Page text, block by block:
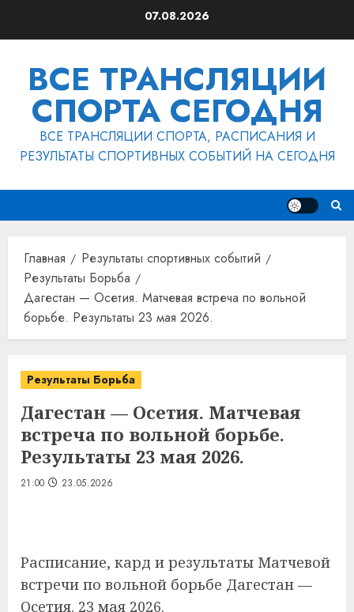
07.08.2026
ВСЕ ТРАНСЛЯЦИИ
СПОРТА СЕГОДНЯ
ВСЕ ТРАНСЛЯЦИИ СПОРТА, РАСПИСАНИЯ И
РЕЗУЛЬТАТЫ СПОРТИВНЫХ СОБЫТИЙ НА СЕГОДНЯ
Главная
Результаты спортивных событий
Результаты Борьба
Дагестан — Осетия. Матчевая встреча по вольной
борьбе. Результаты 23 мая 2026.
Результаты Борьба
Дагестан — Осетия. Матчевая
встреча по вольной борьбе.
Результаты 23 мая 2026.
21:00 23.05.2026
Расписание, кард и результаты Матчевой
встречи по вольной борьбе Дагестан —
Осетия. 23 мая 2026.